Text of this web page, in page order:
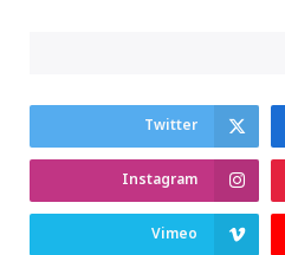
Twitter
Instagram
Vimeo